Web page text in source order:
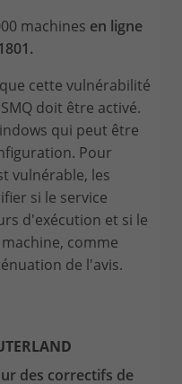
machines en ligne
cette vulnérabilité
doit être activé.
qui peut être
Pour
vulnérable, les
si le service
d'exécution et si le
comme
de l'avis.
des correctifs de